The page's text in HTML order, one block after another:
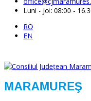
Luni - Joi: 08:00 -
RO
EN
MARAMUREŞ